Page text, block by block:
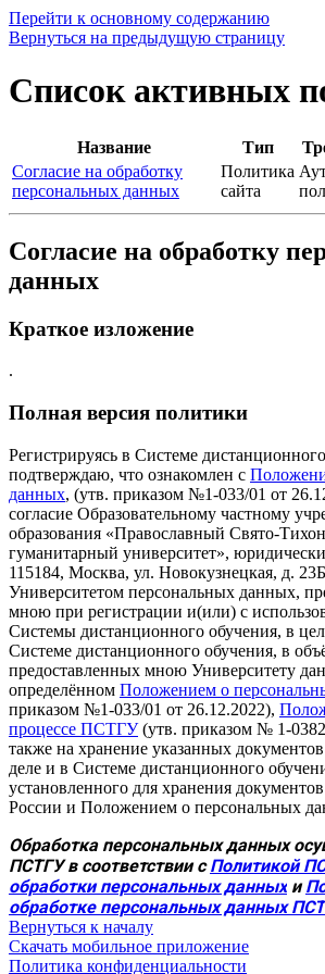
Перейти к основному содержанию
Вернуться на предыдущую страницу
Список активных
Название Тип
Согласие на обработку
персональных данных
Политика
сайта
Согласие на обработку
данных
Краткое изложение
.
Полная версия политики
Регистрируясь в Системе
подтверждаю, что ознакомлен с
данных, (утв. приказом №1-033/01 от
согласие Образовательному частному
образования «Православный Свято-
гуманитарный университет»,
115184, Москва, ул. Новокузнецкая, д.
Университетом персональных данных,
мною при регистрации и(или) с
Системы дистанционного обучения, в
Системе дистанционного обучения, в
предоставленных мною Университету
определённом Положением о
приказом №1-033/01 от 26.12.2022),
процессе ПСТГУ(утв. приказом № 1-
также на хранение указанных
деле и в Системе дистанционного
установленного для хранения
России и Положением о персональных
Обработка персональных данных
ПСТГУ в соответствии с Политикой
обработки персональных данных и
обработке персональных данных
Вернуться к началу
Скачать мобильное приложение
Политика конфиденциальности